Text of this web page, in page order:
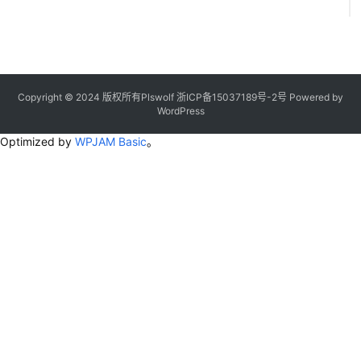
Copyright © 2024 版权所有Plswolf 浙ICP备15037189号-2号 Powered by
WordPress
Optimized by WPJAM Basic。